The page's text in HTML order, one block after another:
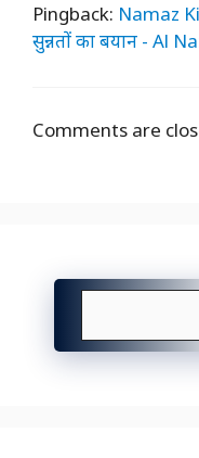
Pingback: Namaz
सुन्नतों का बयान - Al
Comments are